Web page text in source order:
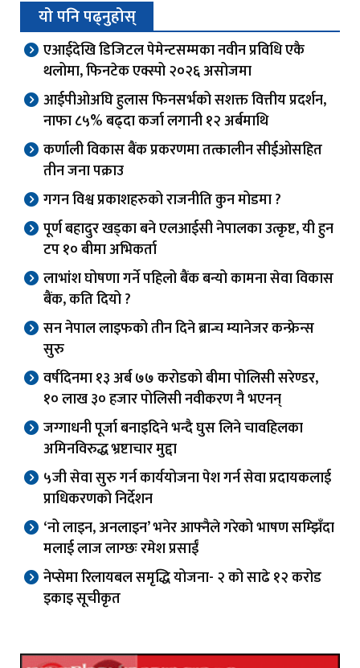
यो पनि पढ्नुहोस्
एआईदेखि डिजिटल पेमेन्टसम्मका नवीन प्रविधि एकै
थलोमा, फिनटेक एक्स्पो २०२६ असोजमा
आईपीओअघि हुलास फिनसर्भको सशक्त वित्तीय प्रदर्शन,
नाफा ८५% बढ्दा कर्जा लगानी १२ अर्बमाथि
कर्णाली विकास बैंक प्रकरणमा तत्कालीन सीईओसहित
तीन जना पक्राउ
गगन विश्व प्रकाशहरुको राजनीति कुन मोडमा ?
पूर्ण बहादुर खड्का बने एलआईसी नेपालका उत्कृष्ट, यी हुन
टप १० बीमा अभिकर्ता
लाभांश घोषणा गर्ने पहिलो बैंक बन्यो कामना सेवा विकास
बैंक, कति दियो ?
सन नेपाल लाइफको तीन दिने ब्रान्च म्यानेजर कन्फ्रेन्स
सुरु
वर्षदिनमा १३ अर्ब ७७ करोडको बीमा पोलिसी सरेण्डर,
१० लाख ३० हजार पोलिसी नवीकरण नै भएनन्
जग्गाधनी पूर्जा बनाइदिने भन्दै घुस लिने चावहिलका
अमिनविरुद्ध भ्रष्टाचार मुद्दा
५जी सेवा सुरु गर्न कार्ययोजना पेश गर्न सेवा प्रदायकलाई
प्राधिकरणको निर्देशन
‘नो लाइन, अनलाइन’ भनेर आफ्नैले गरेको भाषण सम्झिँदा
मलाई लाज लाग्छः रमेश प्रसाईं
नेप्सेमा रिलायबल समृद्धि योजना- २ को साढे १२ करोड
इकाइ सूचीकृत